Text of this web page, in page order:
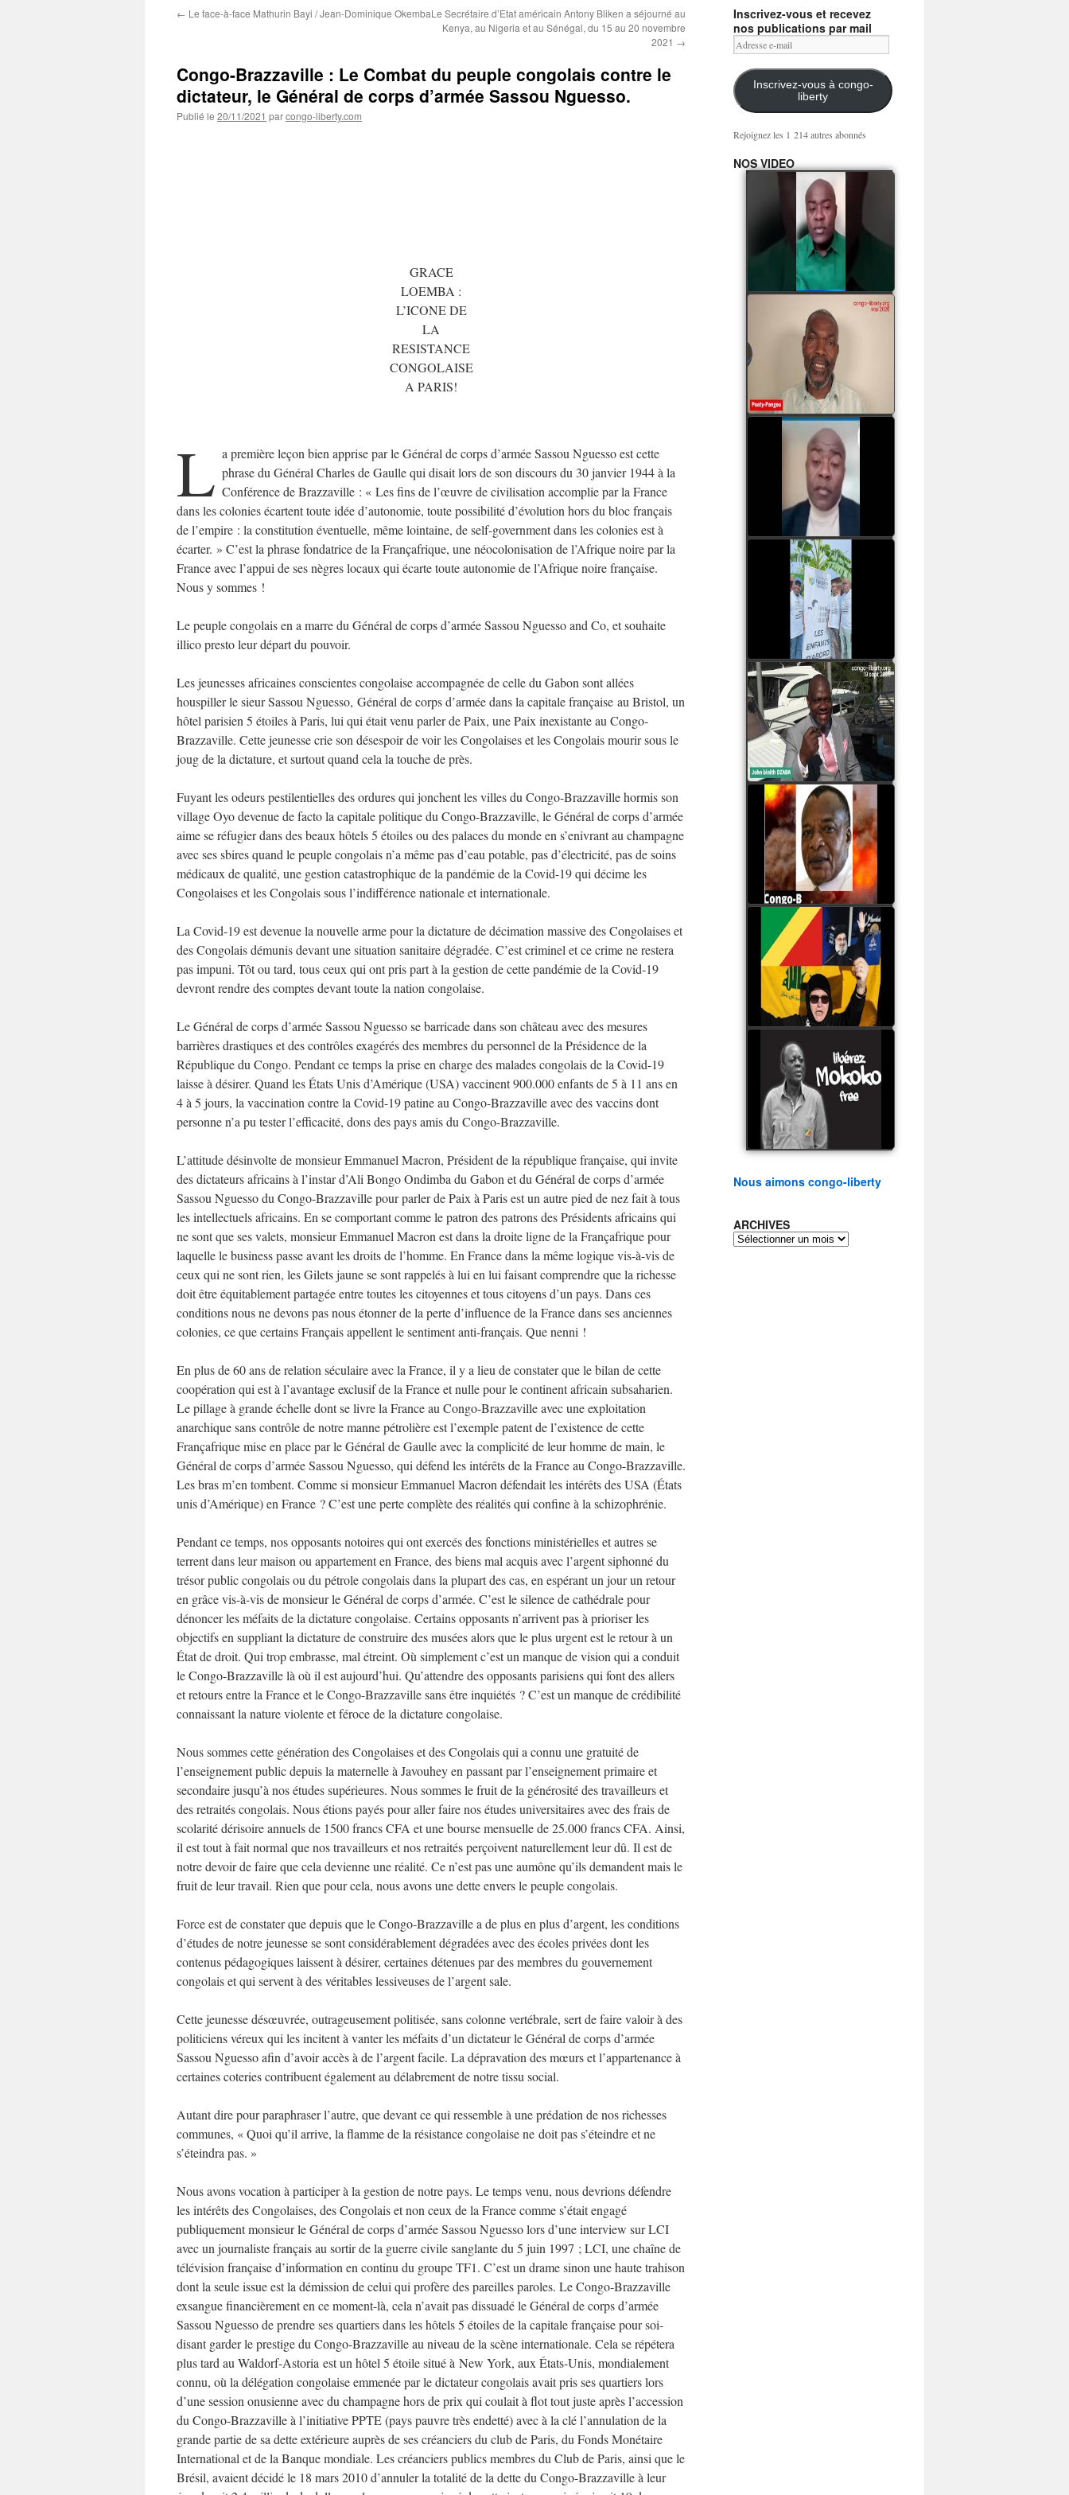
← Le face-à-face Mathurin Bayi / Jean-Dominique OkembaLe Secrétaire d’Etat américain Antony Bliken a séjourné au
Kenya, au Nigeria et au Sénégal, du 15 au 20 novembre
2021 →
Congo-Brazzaville : Le Combat du peuple congolais contre le
dictateur, le Général de corps d’armée Sassou Nguesso.
Publié le 20/11/2021 parcongo-liberty.com
GRACE
LOEMBA :
L’ICONE DE
LA
RESISTANCE
CONGOLAISE
A PARIS!
L a première leçon bien apprise par le Général de corps d’armée Sassou Nguesso est cette
phrase du Général Charles de Gaulle qui disait lors de son discours du 30 janvier 1944 à la
Conférence de Brazzaville : « Les fins de l’œuvre de civilisation accomplie par la France
dans les colonies écartent toute idée d’autonomie, toute possibilité d’évolution hors du bloc français
de l’empire : la constitution éventuelle, même lointaine, de self-government dans les colonies est à
écarter. » C’est la phrase fondatrice de la Françafrique, une néocolonisation de l’Afrique noire par la
France avec l’appui de ses nègres locaux qui écarte toute autonomie de l’Afrique noire française.
Nous y sommes !
Le peuple congolais en a marre du Général de corps d’armée Sassou Nguesso and Co, et souhaite
illico presto leur départ du pouvoir.
Les jeunesses africaines conscientes congolaise accompagnée de celle du Gabon sont allées
houspiller le sieur Sassou Nguesso, Général de corps d’armée dans la capitale française au Bristol, un
hôtel parisien 5 étoiles à Paris, lui qui était venu parler de Paix, une Paix inexistante au Congo-
Brazzaville. Cette jeunesse crie son désespoir de voir les Congolaises et les Congolais mourir sous le
joug de la dictature, et surtout quand cela la touche de près.
Fuyant les odeurs pestilentielles des ordures qui jonchent les villes du Congo-Brazzaville hormis son
village Oyo devenue de facto la capitale politique du Congo-Brazzaville, le Général de corps d’armée
aime se réfugier dans des beaux hôtels 5 étoiles ou des palaces du monde en s’enivrant au champagne
avec ses sbires quand le peuple congolais n’a même pas d’eau potable, pas d’électricité, pas de soins
médicaux de qualité, une gestion catastrophique de la pandémie de la Covid-19 qui décime les
Congolaises et les Congolais sous l’indifférence nationale et internationale.
La Covid-19 est devenue la nouvelle arme pour la dictature de décimation massive des Congolaises et
des Congolais démunis devant une situation sanitaire dégradée. C’est criminel et ce crime ne restera
pas impuni. Tôt ou tard, tous ceux qui ont pris part à la gestion de cette pandémie de la Covid-19
devront rendre des comptes devant toute la nation congolaise.
Le Général de corps d’armée Sassou Nguesso se barricade dans son château avec des mesures
barrières drastiques et des contrôles exagérés des membres du personnel de la Présidence de la
République du Congo. Pendant ce temps la prise en charge des malades congolais de la Covid-19
laisse à désirer. Quand les États Unis d’Amérique (USA) vaccinent 900.000 enfants de 5 à 11 ans en
4 à 5 jours, la vaccination contre la Covid-19 patine au Congo-Brazzaville avec des vaccins dont
personne n’a pu tester l’efficacité, dons des pays amis du Congo-Brazzaville.
L’attitude désinvolte de monsieur Emmanuel Macron, Président de la république française, qui invite
des dictateurs africains à l’instar d’Ali Bongo Ondimba du Gabon et du Général de corps d’armée
Sassou Nguesso du Congo-Brazzaville pour parler de Paix à Paris est un autre pied de nez fait à tous
les intellectuels africains. En se comportant comme le patron des patrons des Présidents africains qui
ne sont que ses valets, monsieur Emmanuel Macron est dans la droite ligne de la Françafrique pour
laquelle le business passe avant les droits de l’homme. En France dans la même logique vis-à-vis de
ceux qui ne sont rien, les Gilets jaune se sont rappelés à lui en lui faisant comprendre que la richesse
doit être équitablement partagée entre toutes les citoyennes et tous citoyens d’un pays. Dans ces
conditions nous ne devons pas nous étonner de la perte d’influence de la France dans ses anciennes
colonies, ce que certains Français appellent le sentiment anti-français. Que nenni !
En plus de 60 ans de relation séculaire avec la France, il y a lieu de constater que le bilan de cette
coopération qui est à l’avantage exclusif de la France et nulle pour le continent africain subsaharien.
Le pillage à grande échelle dont se livre la France au Congo-Brazzaville avec une exploitation
anarchique sans contrôle de notre manne pétrolière est l’exemple patent de l’existence de cette
Françafrique mise en place par le Général de Gaulle avec la complicité de leur homme de main, le
Général de corps d’armée Sassou Nguesso, qui défend les intérêts de la France au Congo-Brazzaville.
Les bras m’en tombent. Comme si monsieur Emmanuel Macron défendait les intérêts des USA (États
unis d’Amérique) en France ? C’est une perte complète des réalités qui confine à la schizophrénie.
Pendant ce temps, nos opposants notoires qui ont exercés des fonctions ministérielles et autres se
terrent dans leur maison ou appartement en France, des biens mal acquis avec l’argent siphonné du
trésor public congolais ou du pétrole congolais dans la plupart des cas, en espérant un jour un retour
en grâce vis-à-vis de monsieur le Général de corps d’armée. C’est le silence de cathédrale pour
dénoncer les méfaits de la dictature congolaise. Certains opposants n’arrivent pas à prioriser les
objectifs en suppliant la dictature de construire des musées alors que le plus urgent est le retour à un
État de droit. Qui trop embrasse, mal étreint. Où simplement c’est un manque de vision qui a conduit
le Congo-Brazzaville là où il est aujourd’hui. Qu’attendre des opposants parisiens qui font des allers
et retours entre la France et le Congo-Brazzaville sans être inquiétés ? C’est un manque de crédibilité
connaissant la nature violente et féroce de la dictature congolaise.
Nous sommes cette génération des Congolaises et des Congolais qui a connu une gratuité de
l’enseignement public depuis la maternelle à Javouhey en passant par l’enseignement primaire et
secondaire jusqu’à nos études supérieures. Nous sommes le fruit de la générosité des travailleurs et
des retraités congolais. Nous étions payés pour aller faire nos études universitaires avec des frais de
scolarité dérisoire annuels de 1500 francs CFA et une bourse mensuelle de 25.000 francs CFA. Ainsi,
il est tout à fait normal que nos travailleurs et nos retraités perçoiv​ent naturellement leur dû. Il est de
notre devoir de faire que cela devienne une réalité. Ce n’est pas une aumône qu’ils demandent mais le
fruit de leur travail. Rien que pour cela, nous avons une dette envers le peuple congolais.
Force est de constater que depuis que le Congo-Brazzaville a de plus en plus d’argent, les conditions
d’études de notre jeunesse se sont considérablement dégradées avec des écoles privées dont les
contenus pédagogiques laissent à désirer, certaines détenues par des membres du gouvernement
congolais et qui servent à des véritables lessiveuses de l’argent sale.
Cette jeunesse désœuvrée, outrageusement politisée, sans colonne vertébrale, sert de faire valoir à des
politiciens véreux qui les incitent à vanter les méfaits d’un dictateur le Général de corps d’armée
Sassou Nguesso afin d’avoir accès à de l’argent facile. La dépravation des mœurs et l’appartenance à
certaines coteries contribuent également au délabrement de notre tissu social.
Autant dire pour paraphraser l’autre, que devant ce qui ressemble à une prédation de nos richesses
communes, « Quoi qu’il arrive, la flamme de la résistance congolaise ne doit pas s’éteindre et ne
s’éteindra pas. »
Nous avons vocation à participer à la gestion de notre pays. Le temps venu, nous devrions défendre
les intérêts des Congolaises, des Congolais et non ceux de la France comme s’était engagé
publiquement monsieur le Général de corps d’armée Sassou Nguesso lors d’une interview sur LCI
avec un journaliste français au sortir de la guerre civile sanglante du 5 juin 1997 ; LCI, une chaîne de
télévision française d’information en continu du groupe TF1. C’est un drame sinon une haute trahison
dont la seule issue est la démission de celui qui profère des pareilles paroles. Le Congo-Brazzaville
exsangue financièrement en ce moment-là, cela n’avait pas dissuadé le Général de corps d’armée
Sassou Nguesso de prendre ses quartiers dans les hôtels 5 étoiles de la capitale française pour soi-
disant garder le prestige du Congo-Brazzaville au niveau de la scène internationale. Cela se répétera
plus tard au Waldorf-Astoria est un hôtel 5 étoile situé à New York, aux États-Unis, mondialement
connu, où la délégation congolaise emmenée par le dictateur congolais avait pris ses quartiers lors
d’une session onusienne avec du champagne hors de prix qui coulait à flot tout juste après l’accession
du Congo-Brazzaville à l’initiative PPTE (pays pauvre très endetté) avec à la clé l’annulation de la
grande partie de sa dette extérieure auprès de ses créanciers du club de Paris, du Fonds Monétaire
International et de la Banque mondiale. Les créanciers publics membres du Club de Paris, ainsi que le
Brésil, avaient décidé le 18 mars 2010 d’annuler la totalité de la dette du Congo-Brazzaville à leur
Inscrivez-vous et recevez
nos publications par mail
Adresse
e-
mail
Inscrivez-vous à congo-
liberty
Rejoignez les 1 214 autres abonnés
NOS VIDEO
Mingwa BIANGO : Ni
les mercenaires russes,
ni la garde présidentielle
ne mourront pour
Sassou Denis
watch video
POATY PANGOU
parle de la coquille vide
Collinet Makosso, des
assassinats des jeunes
par Serge OBOA
watch video
Sassou Nguesso est
revenu au pouvoir par
les armes, il ne quittera
le pouvoir que par la
force
watch video
watch video
John Binith Dzaba
s'exprime sur le voyage
de Rodrigue Malanda
Samba à Paris
watch video
Poaty Pangou La
Conférence des ethnies
est la seule solution pour
éviter la scission du
Congo B
watch video
Les liaisons dangereuses
du clan Sassou Nguesso
avec le Hezbollah
watch video
Le Général Mokoko est
l'unique légitimité
présidentielle du peuple
congolais
watch video
Nous aimons congo-liberty
ARCHIVES
ARCHIVES